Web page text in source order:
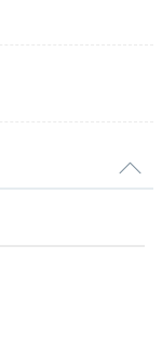
外食へ。「島
人気。お手頃
リオンビール
喫して。
ん たから」さんの